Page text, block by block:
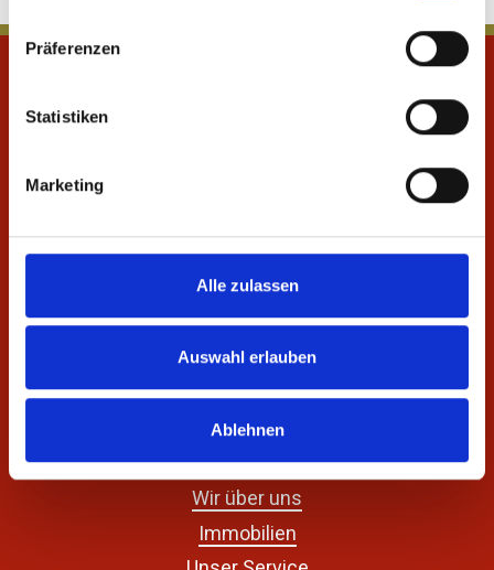
Präferenzen
Statistiken
Marketing
Alle zulassen
Auswahl erlauben
Ablehnen
Haftungsausschluss
AGB´s
Konatkt
Tel.: +49 178 9745972
@: marco.thos@preucon.de
Wir über uns
Immobilien